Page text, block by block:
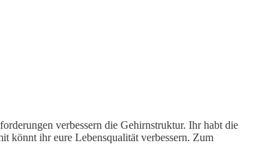
verbessern die Gehirnstruktur. Ihr habt die
könnt ihr eure Lebensqualität verbessern. Zum